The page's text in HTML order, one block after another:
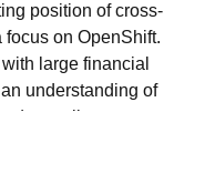
position of cross-
on OpenShift.
large financial
understanding of
compliance